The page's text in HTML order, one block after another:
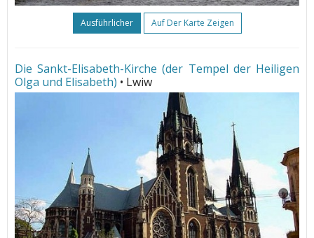
Ausführlicher Auf Der Karte Zeigen
Die Sankt-Elisabeth-Kirche (der Tempel der Heiligen
Olga und Elisabeth) • Lwiw